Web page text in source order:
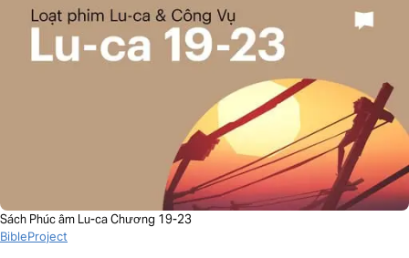
Sách Phúc âm Lu-ca Chương 19-23
BibleProject